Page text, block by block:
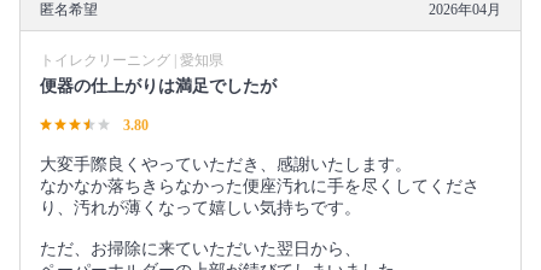
匿名希望 2026年04月
トイレクリーニング | 愛知県
便器の仕上がりは満足でしたが
3.80
大変手際良くやっていただき、感謝いたします。
なかなか落ちきらなかった便座汚れに手を尽くしてくださ
り、汚れが薄くなって嬉しい気持ちです。
ただ、お掃除に来ていただいた翌日から、